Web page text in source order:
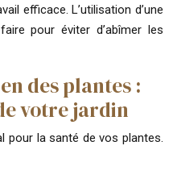
efficace. L’utilisation d’une
pour éviter d’abîmer les
des plantes :
votre jardin
pour la santé de vos plantes.